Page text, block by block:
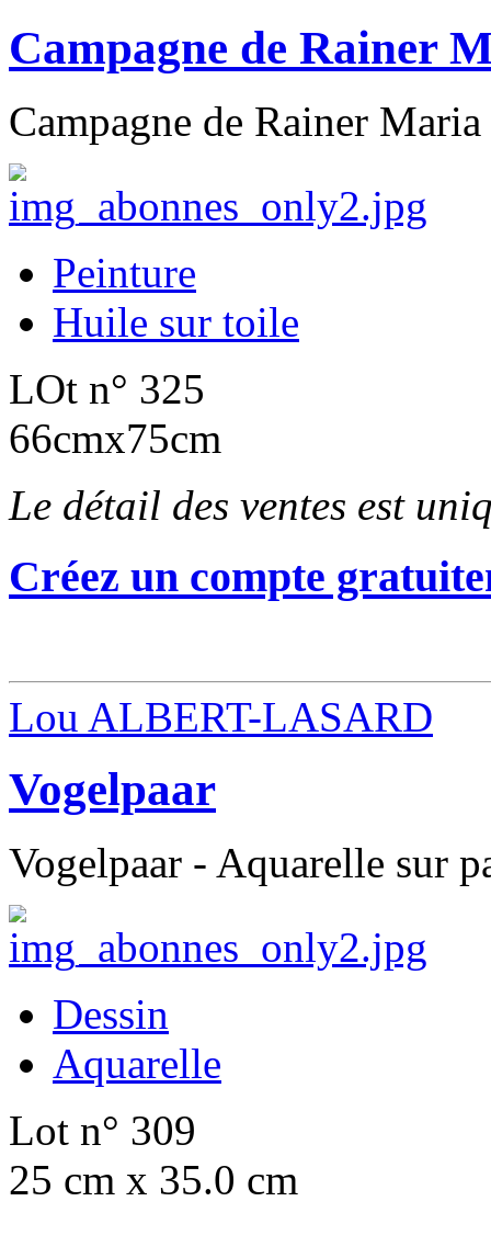
Campagne de Rainer
Campagne de Rainer
Peinture
Huile sur toile
LOt n° 325
66cmx75cm
Le détail des ventes est
Créez un compte
Lou ALBERT-LASARD
Vogelpaar
Vogelpaar - Aquarelle sur
Dessin
Aquarelle
Lot n° 309
25 cm x 35.0 cm